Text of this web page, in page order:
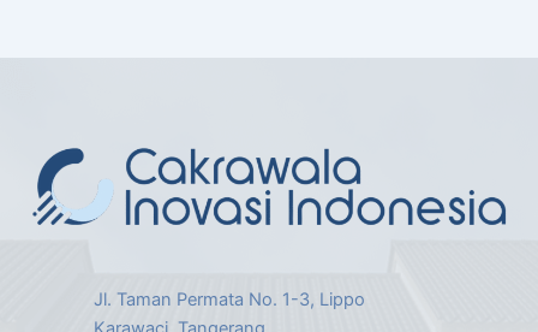
Jl. Taman Permata No. 1-3, Lippo